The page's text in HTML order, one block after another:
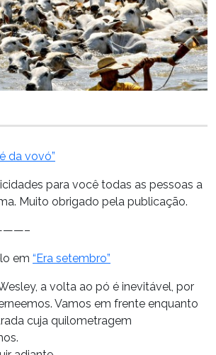
da vovó”
para você todas as pessoas a
Muito obrigado pela publicação.
em “Era setembro”
a volta ao pó é inevitável, por
Vamos em frente enquanto
cuja quilometragem